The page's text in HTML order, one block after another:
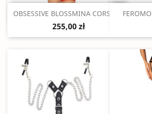
Szybki podgląd
OBSESSIVE BLOSSMINA CORSET...
255,00 zł
